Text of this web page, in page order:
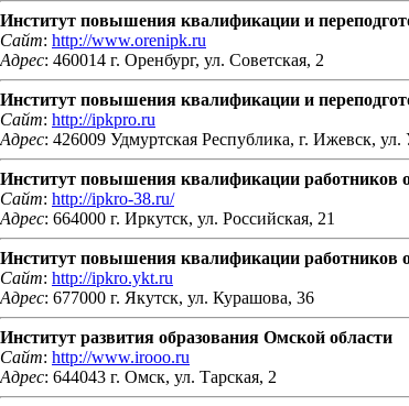
Институт повышения квалификации и
Сайт: http://www.orenipk.ru
Адрес: 460014 г. Оренбург, ул. Советская, 2
Институт повышения квалификации и
Сайт: http://ipkpro.ru
Адрес: 426009 Удмуртская Республика, г. Ижевск, ул.
Институт повышения квалификации работников
Сайт: http://ipkro-38.ru/
Адрес: 664000 г. Иркутск, ул. Российская, 21
Институт повышения квалификации работников
Сайт: http://ipkro.ykt.ru
Адрес: 677000 г. Якутск, ул. Курашова, 36
Институт развития образования Омской области
Сайт: http://www.irooo.ru
Адрес: 644043 г. Омск, ул. Тарская, 2